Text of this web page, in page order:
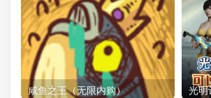
咸鱼之王（无限内购）